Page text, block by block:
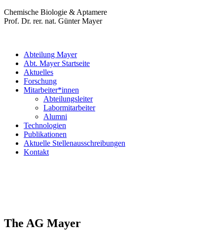
Chemische Biologie & Aptamere
Prof. Dr. rer. nat. Günter Mayer
Abteilung Mayer
Abt. Mayer Startseite
Aktuelles
Forschung
Mitarbeiter*innen
Abteilungsleiter
Labormitarbeiter
Alumni
Technologien
Publikationen
Aktuelle Stellenausschreibungen
Kontakt
The AG Mayer